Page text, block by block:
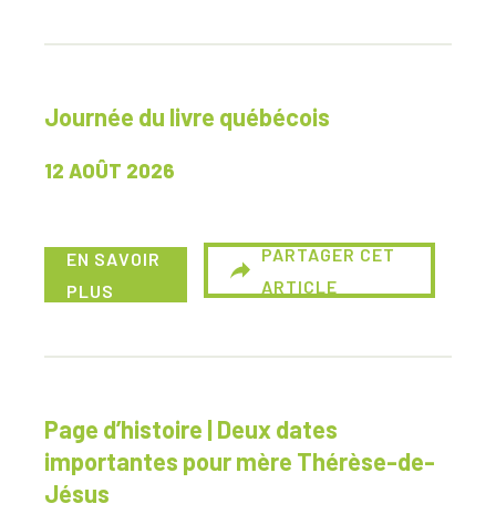
Journée du livre québécois
12 AOÛT 2026
EN SAVOIR
PLUS
PARTAGER CET
ARTICLE
Page d’histoire | Deux dates
importantes pour mère Thérèse-de-
Jésus